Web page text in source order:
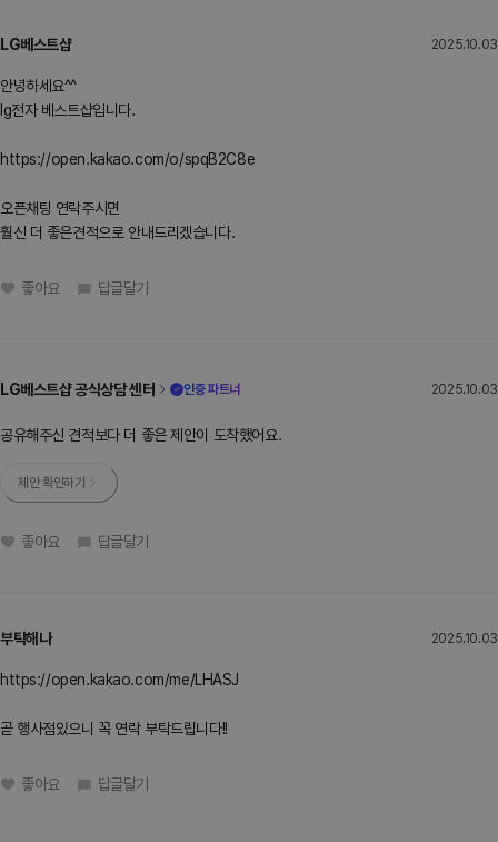
LG베스트샵 2025.10.03
안녕하세요^^
lg전자 베스트샵입니다.
https://open.kakao.com/o/spqB2C8e
오픈채팅 연락주시면
훨신 더 좋은견적으로 안내드리겠습니다.
좋아요 답글달기
LG베스트샵 공식상담 센터 인증 파트너 2025.10.03
공유해주신 견적보다 더 좋은 제안이 도착했어요.
제안 확인하기
좋아요 답글달기
부탁해나 2025.10.03
https://open.kakao.com/me/LHASJ
곧 행사점있으니 꼭 연락 부탁드립니다!!
좋아요 답글달기